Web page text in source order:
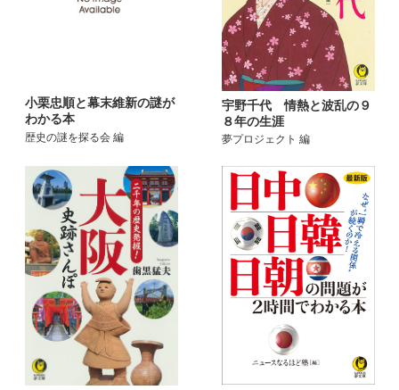
小栗忠順と幕末維新の謎が
わかる本
歴史の謎を探る会 編
宇野千代 情熱と波乱の９
８年の生涯
夢プロジェクト 編